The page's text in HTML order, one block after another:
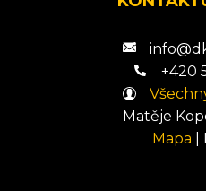
+420
Matěje
Mapa